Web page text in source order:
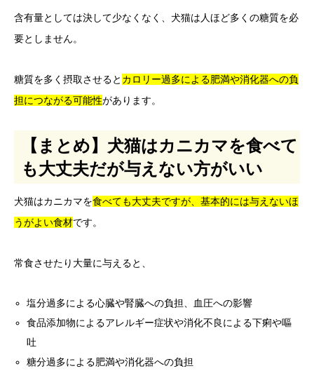
含有量としては決して少なくなく、犬猫は人ほど多くの糖質を必
要としません。
糖質を多く摂取させると カロリー過多による肥満や消化器への負
担につながる可能性があります。
【まとめ】犬猫はカニカマを食べて
も大丈夫だが与えない方がいい
犬猫はカニカマを食べても大丈夫ですが、基本的には与えないほ
うがよい食材です。
常食させたり大量に与えると、
塩分過多による心臓や腎臓への負担、血圧への影響
食品添加物によるアレルギー症状や消化不良による下痢や嘔
吐
糖分過多による肥満や消化器への負担